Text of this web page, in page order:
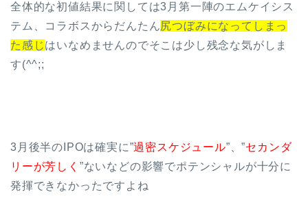
全体的な初値結果に関しては3月第一陣のエムケイシス
テム、コラボスからだんたん尻つぼみになってしまっ
た感じはいなめませんのでそこは少し残念な気がしま
す(^^;;
3月後半のIPOは確実に”過密スケジュール”、”セカンダ
リーが芳しく ”ないなどの影響でポテンシャルが十分に
発揮できなかったですよね